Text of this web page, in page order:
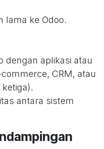
lama ke Odoo.
dengan aplikasi atau
CRM, atau
antara sistem